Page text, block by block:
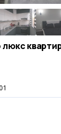
люкс